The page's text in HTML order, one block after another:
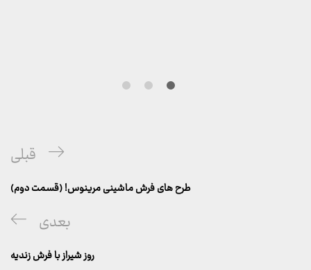
پست
قبلی
قبلی
طرح های فرش ماشینی مرینوس! (قسمت دوم)
پست
بعدی
بعدی
روز شیراز با فرش زندیه